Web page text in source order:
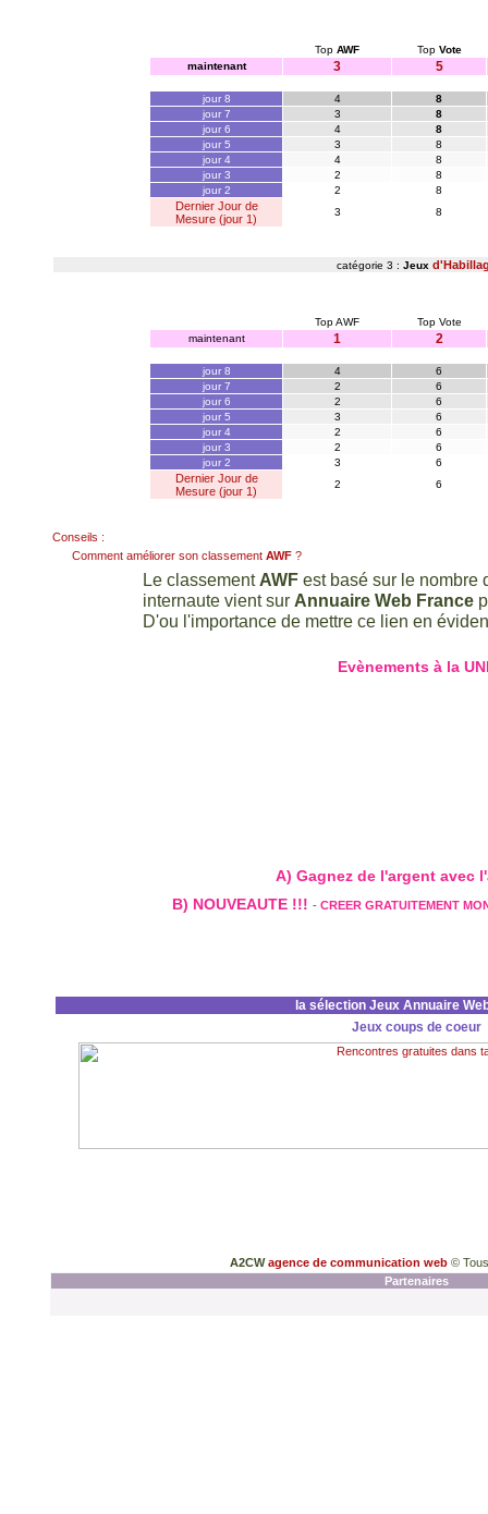
Top AWF Top Vote
maintenant
3 5
jour 8 4
8
jour 7
3
8
jour 6
4
8
jour 5
3
8
jour 4
4
8
jour 3
2
8
jour 2
2 8
Dernier Jour de
Mesure (jour 1)
3 8
catégorie 3 : Jeux
Top AWF
Top Vote
maintenant
1 2
jour 8 4
6
jour 7
2
6
jour 6
2
6
jour 5
3
6
jour 4
2
6
jour 3
2
6
jour 2
3 6
Dernier Jour de
Mesure (jour 1)
2 6
Conseils :
Comment améliorer son classement AWF ?
Le classement AWF est basé sur le nombre
internaute vient sur Annuaire Web France
D'ou l'importance de mettre ce lien en
Evènements à la
A) Gagnez de l'argent avec
B) NOUVEAUTE !!! - CREER GRATUITEMENT
la sélection Jeux Annuaire
Jeux coups de coeur
A2CWagence de communication web ©
Partenaires